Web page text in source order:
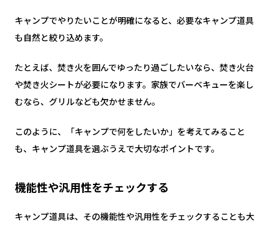
キャンプでやりたいことが明確になると、必要なキャンプ道具
も自然と絞り込めます。
たとえば、焚き火を囲んでゆったり過ごしたいなら、焚き火台
や焚き火シートが必要になります。家族でバーベキューを楽し
むなら、グリルなども欠かせません。
このように、「キャンプで何をしたいか」を考えてみること
も、キャンプ道具を選ぶうえで大切なポイントです。
機能性や汎用性をチェックする
キャンプ道具は、その機能性や汎用性をチェックすることも大